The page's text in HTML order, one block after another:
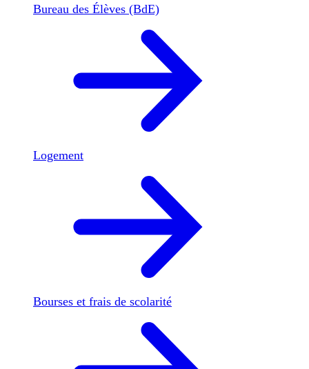
Bureau des Élèves (BdE)
Logement
Bourses et frais de scolarité